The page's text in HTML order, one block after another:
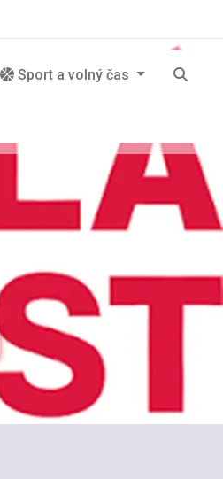
Sport a volný čas